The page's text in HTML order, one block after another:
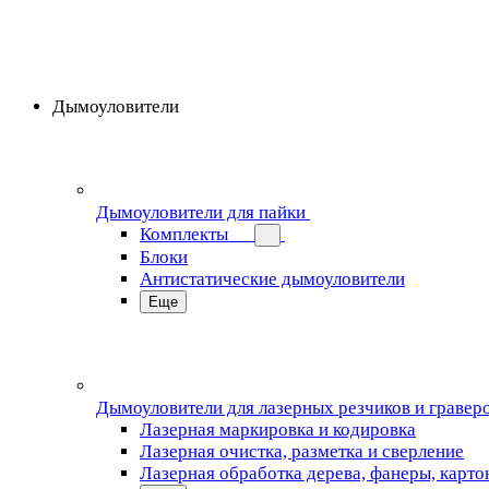
Дымоуловители
Дымоуловители для пайки
Комплекты
Блоки
Антистатические дымоуловители
Еще
Дымоуловители для лазерных резчиков и
Лазерная маркировка и кодировка
Лазерная очистка, разметка и сверление
Лазерная обработка дерева, фанеры,